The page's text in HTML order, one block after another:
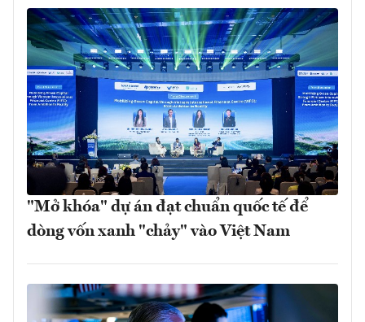
"Mở khóa" dự án đạt chuẩn quốc tế để
dòng vốn xanh "chảy" vào Việt Nam